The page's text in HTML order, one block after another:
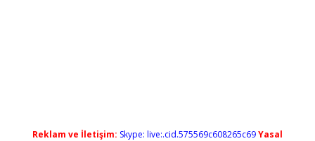
Reklam ve İletişim: Skype: live:.cid.575569c608265c69Yasal